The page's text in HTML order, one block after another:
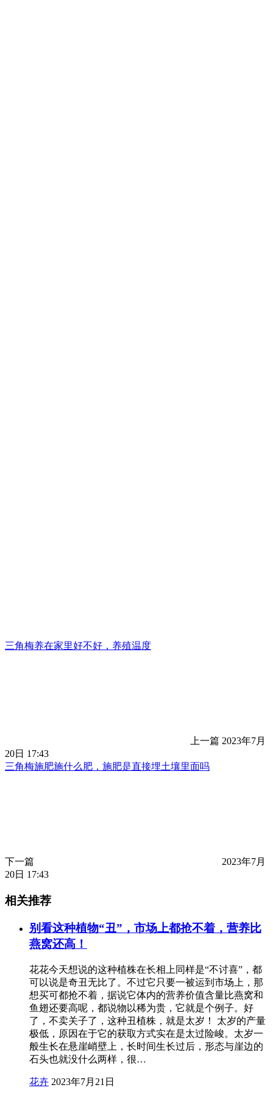
三角梅养在家里好不好，养殖温度
上一篇 2023年7月
20日 17:43
三角梅施肥施什么肥，施肥是直接埋土壤里面吗
下一篇
2023年7月
20日 17:43
相关推荐
别看这种植物“丑”，市场上都抢不着，营养比
燕窝还高！
花花今天想说的这种植株在长相上同样是“不讨喜”，都
可以说是奇丑无比了。不过它只要一被运到市场上，那
想买可都抢不着，据说它体内的营养价值含量比燕窝和
鱼翅还要高呢，都说物以稀为贵，它就是个例子。好
了，不卖关子了，这种丑植株，就是太岁！ 太岁的产量
极低，原因在于它的获取方式实在是太过险峻。太岁一
般生长在悬崖峭壁上，长时间生长过后，形态与崖边的
石头也就没什么两样，很…
花卉 2023年7月21日